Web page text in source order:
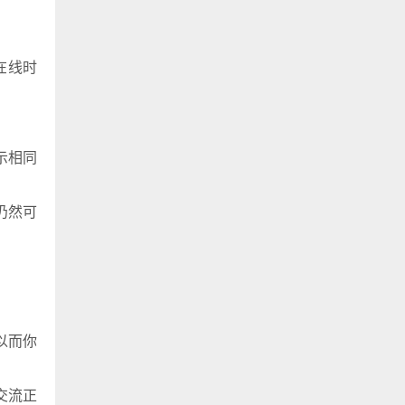
线时
相同
然可
而你
流正